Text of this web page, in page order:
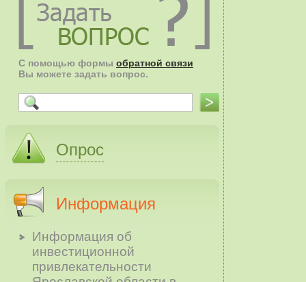
С помощью формы обратной связи
Вы можете задать вопрос.
Опрос
Информация
Информация об
инвестиционной
привлекательности